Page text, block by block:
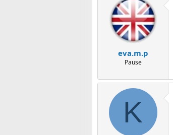
eva.m.p
Pause
K